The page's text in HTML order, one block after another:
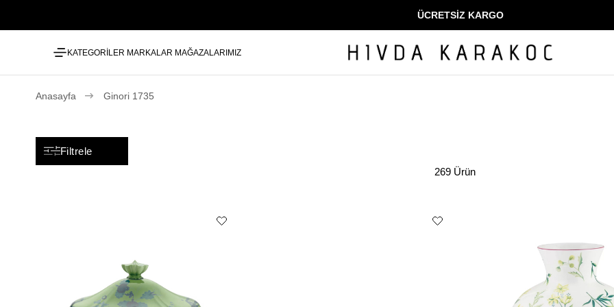
ÜCRETSİZ KARGO
KATEGORİLER MARKALAR MAĞAZALARIMIZ
Anasayfa Ginori 1735
Filtrele
269 Ürün